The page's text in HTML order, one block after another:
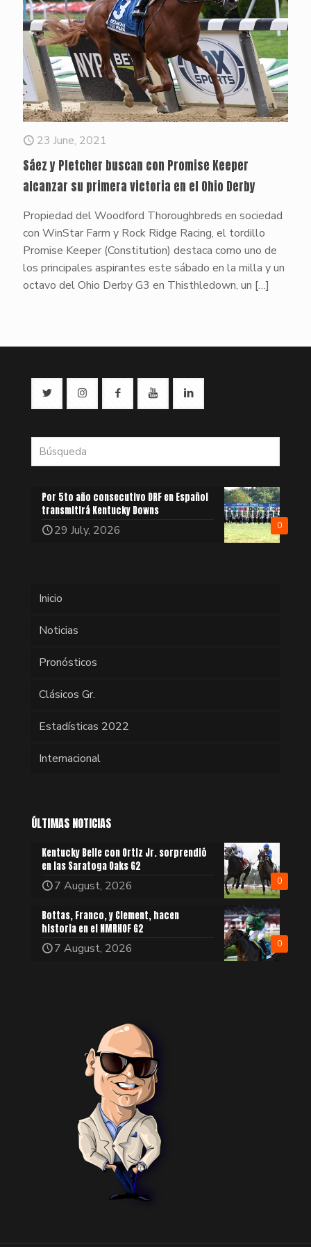
23 June, 2021
Sáez y Pletcher buscan con Promise Keeper
alcanzar su primera victoria en el Ohio Derby
Propiedad del Woodford Thoroughbreds en sociedad
con WinStar Farm y Rock Ridge Racing, el tordillo
Promise Keeper (Constitution) destaca como uno de
los principales aspirantes este sábado en la milla y un
octavo del Ohio Derby G3 en Thisthledown, un […]
0
Por 5to año consecutivo DRF en Español
transmitirá Kentucky Downs
29 July, 2026
Inicio
Noticias
Pronósticos
Clásicos Gr.
Estadísticas 2022
Internacional
ÚLTIMAS NOTICIAS
0
Kentucky Belle con Ortiz Jr. sorprendió
en las Saratoga Oaks G2
7 August, 2026
0
Bottas, Franco, y Clement, hacen
historia en el NMRHOF G2
7 August, 2026